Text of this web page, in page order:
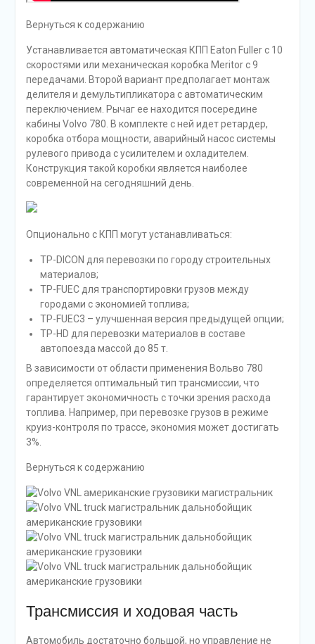
Вернуться к содержанию
Устанавливается автоматическая КПП Eaton Fuller с 10
скоростями или механическая коробка Meritor с 9
передачами. Второй вариант предполагает монтаж
делителя и демультипликатора с автоматическим
переключением. Рычаг ее находится посередине
кабины Volvo 780. В комплекте с ней идет ретардер,
коробка отбора мощности, аварийный насос системы
рулевого привода с усилителем и охладителем.
Конструкция такой коробки является наиболее
современной на сегодняшний день.
Опционально с КПП могут устанавливаться:
TP-DICON для перевозки по городу строительных
материалов;
TP-FUEC для транспортировки грузов между
городами с экономией топлива;
TP-FUEC3 – улучшенная версия предыдущей опции;
TP-HD для перевозки материалов в составе
автопоезда массой до 85 т.
В зависимости от области применения Вольво 780
определяется оптимальный тип трансмиссии, что
гарантирует экономичность с точки зрения расхода
топлива. Например, при перевозке грузов в режиме
круиз-контроля по трассе, экономия может достигать
3%.
Вернуться к содержанию
Трансмиссия и ходовая часть
Автомобиль достаточно большой, но управление не